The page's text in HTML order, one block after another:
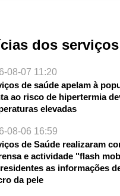
dos
08-07 11:20
de saúde apelam à
ao risco de hipertermia
elevadas
08-06 16:59
de Saúde realizaram
e actividade "flash
as informações
da pele